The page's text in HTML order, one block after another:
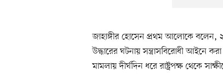
জাহাঙ্গীর হোসেন প্রথম আলোকে বলেন,
উদ্ধারের ঘটনায় সন্ত্রাসবিরোধী আইনে
মামলায় দীর্ঘদিন ধরে রাষ্ট্রপক্ষ থেকে